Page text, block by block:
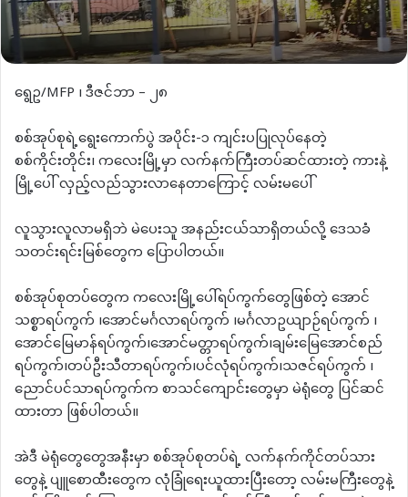
‌ရွေဥ/MFP ၊ ဒီဇင်ဘာ – ၂၈
စစ်အုပ်စုရဲ့ရွေးကောက်ပွဲ အပိုင်း-၁ ကျင်းပပြုလုပ်နေတဲ့
စစ်ကိုင်းတိုင်း၊ ကလေးမြို့မှာ လက်နက်ကြီးတပ်ဆင်ထားတဲ့ ကားနဲ့
မြို့ပေါ် လှည့်လည်သွားလာနေတာကြောင့် လမ်းမပေါ်
လူသွားလူလာမရှိဘဲ မဲပေးသူ အနည်းငယ်သာရှိတယ်လို့ ဒေသခံ
သတင်းရင်းမြစ်တွေက ပြောပါတယ်။
စစ်အုပ်စုတပ်တွေက ကလေးမြို့ပေါ်ရပ်ကွက်တွေဖြစ်တဲ့ အောင်
သစ္စာရပ်ကွက် ၊အောင်မင်္ဂလာရပ်ကွက် ၊မင်္ဂလာဥယျာဉ်ရပ်ကွက် ၊
အောင်မြေမာန်ရပ်ကွက်၊အောင်မတ္တာရပ်ကွက်၊ချမ်းမြေအောင်စည်
ရပ်ကွက်၊တပ်ဦးသီတာရပ်ကွက်၊ပင်လုံရပ်ကွက်၊သဇင်ရပ်ကွက် ၊
ညောင်ပင်သာရပ်ကွက်က စာသင်ကျောင်းတွေမှာ မဲရုံတွေ ပြင်ဆင်
ထားတာ ဖြစ်ပါတယ်။
အဲဒီ မဲရုံတွေတွေအနီးမှာ စစ်အုပ်စုတပ်ရဲ့ လက်နက်ကိုင်တပ်သား
တွေနဲ့ ပျူစောထီးတွေက လုံခြုံရေးယူထားပြီးတော့ လမ်းမကြီးတွေနဲ့